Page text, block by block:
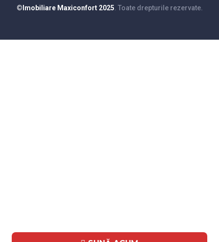
©Imobiliare Maxiconfort 2025. Toate drepturile rezervate.